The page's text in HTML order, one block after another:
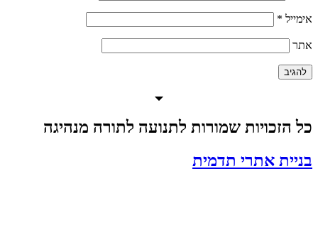
*
הזכויות שמורות לתנועה לתורה מנהיגה
אתרי תדמית